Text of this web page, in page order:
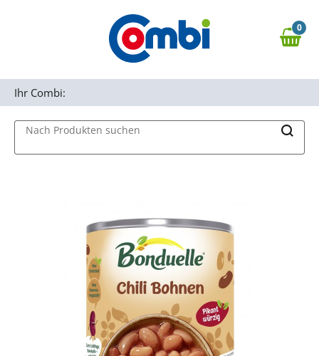
Zur Navigation springen
0,00 €
0
Nach Produkten suchen
Ihr Combi: